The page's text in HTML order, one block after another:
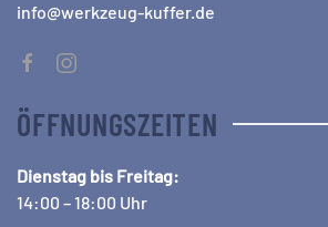
info@werkzeug-kuffer.de
ÖFFNUNGSZEITEN
Dienstag bis Freitag:
14:00 – 18:00 Uhr